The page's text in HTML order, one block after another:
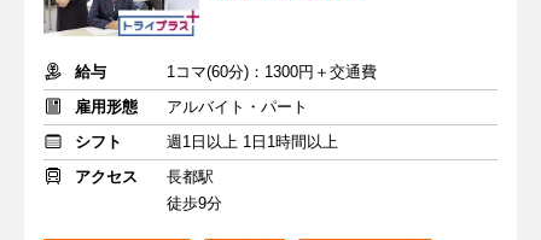
給与
1コマ(60分)：1300円＋交通費
雇用形態
アルバイト・パート
シフト
週1日以上 1日1時間以上
アクセス
長都駅
徒歩9分